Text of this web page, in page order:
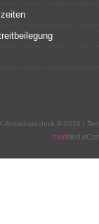
Antriebstechnik © 2026 |
modified